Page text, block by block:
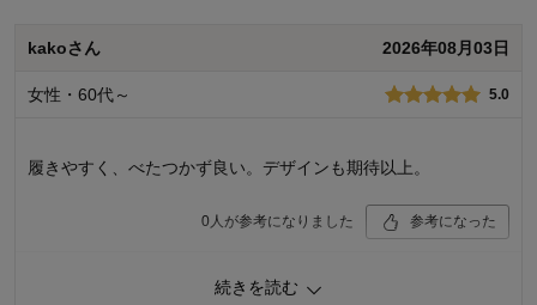
参考になった
機能：
購入のきっかけ：
買い替え
kakoさん 2026年08月03日
女性・60代～ 5.0
履きやすく、べたつかず良い。デザインも期待以上。
0 人が参考になりました 参考になった
5.0
続きを読む